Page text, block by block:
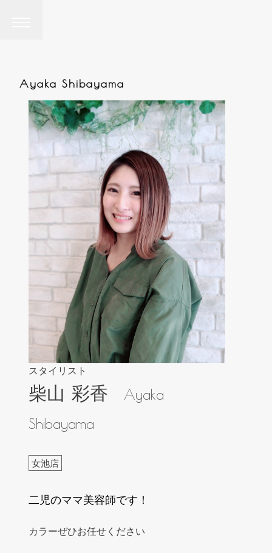
Ayaka Shibayama
スタイリスト
柴山 彩香
Ayaka
Shibayama
女池店
二児のママ美容師です！
カラーぜひお任せください